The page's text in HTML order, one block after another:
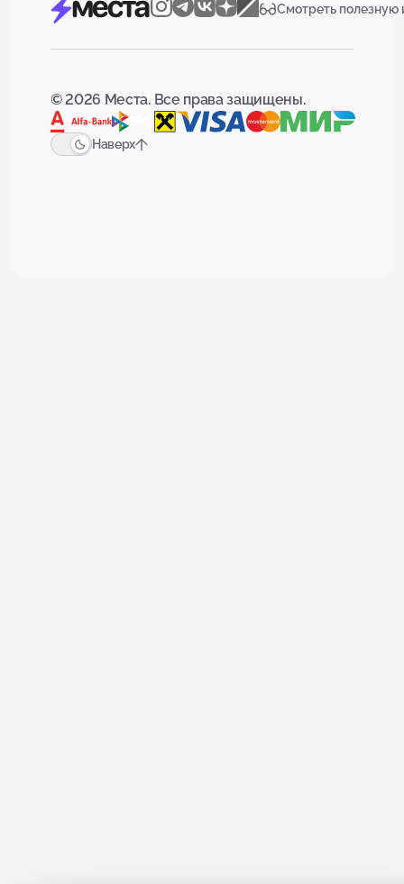
Смотреть
© 2026 Места. Все права защищены.
Наверх